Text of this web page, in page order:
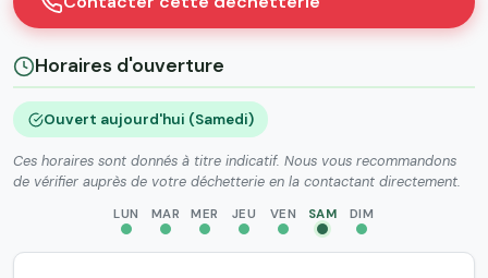
Horaires d'ouverture
Ouvert aujourd'hui (Samedi)
Ces horaires sont donnés à titre indicatif. Nous vous recommandons
de vérifier auprès de votre déchetterie en la contactant directement.
LUN MAR MER JEU VEN SAM DIM